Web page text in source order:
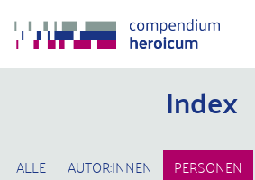
Index
ALLE AUTOR:INNEN PERSONEN